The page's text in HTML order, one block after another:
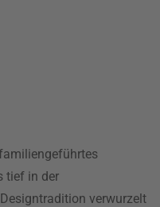
tief in der
verwurzelt